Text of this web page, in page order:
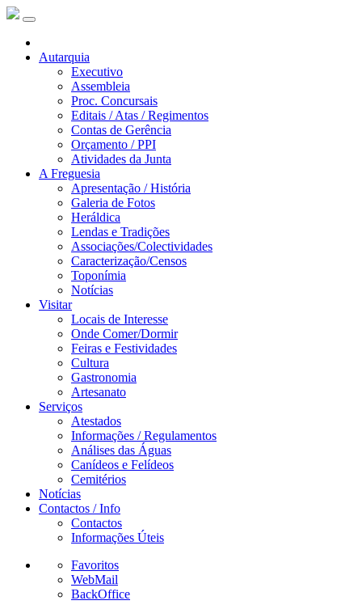
Autarquia
Executivo
Assembleia
Proc. Concursais
Editais / Atas / Regimentos
Contas de Gerência
Orçamento / PPI
Atividades da Junta
A Freguesia
Apresentação / História
Galeria de Fotos
Heráldica
Lendas e Tradições
Associações/Colectividades
Caracterização/Censos
Toponímia
Notícias
Visitar
Locais de Interesse
Onde Comer/Dormir
Feiras e Festividades
Cultura
Gastronomia
Artesanato
Serviços
Atestados
Informações / Regulamentos
Análises das Águas
Canídeos e Felídeos
Cemitérios
Notícias
Contactos / Info
Contactos
Informações Úteis
Favoritos
WebMail
BackOffice